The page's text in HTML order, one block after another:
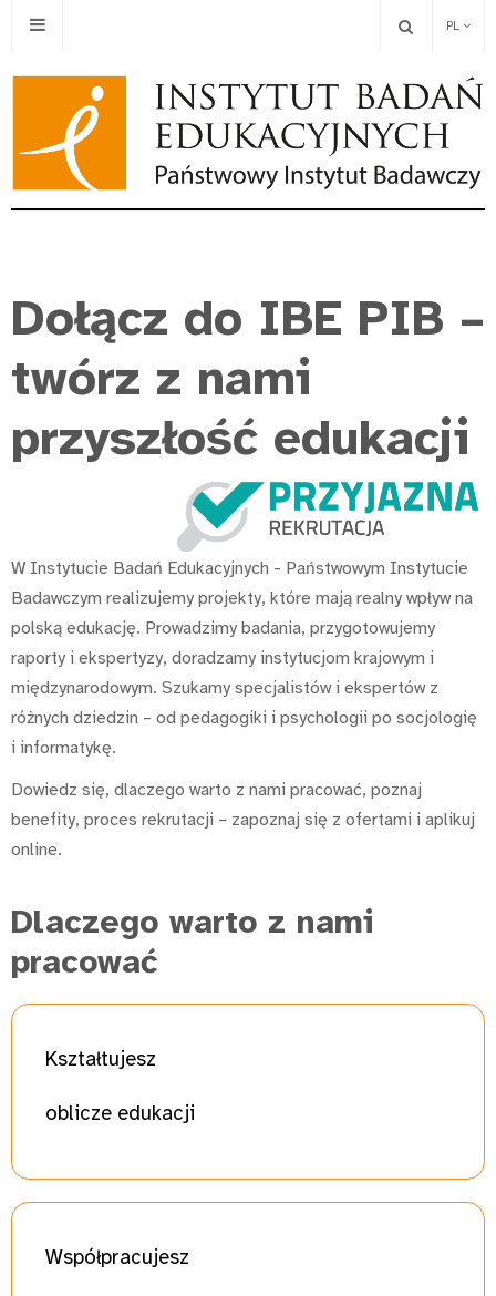
PL
Dołącz do IBE PIB –
twórz z nami
przyszłość edukacji
W Instytucie Badań Edukacyjnych - Państwowym Instytucie
Badawczym realizujemy projekty, które mają realny wpływ na
polską edukację. Prowadzimy badania, przygotowujemy
raporty i ekspertyzy, doradzamy instytucjom krajowym i
międzynarodowym. Szukamy specjalistów i ekspertów z
różnych dziedzin – od pedagogiki i psychologii po socjologię
i informatykę.
Dowiedz się, dlaczego warto z nami pracować, poznaj
benefity, proces rekrutacji – zapoznaj się z ofertami i aplikuj
online.
Dlaczego warto z nami
pracować
Kształtujesz
oblicze edukacji
Współpracujesz